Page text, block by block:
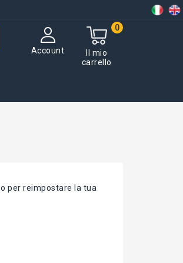
Il mio
carrello
0
Account
per reimpostare la tua